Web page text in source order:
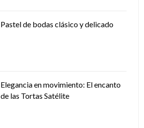
Pastel de bodas clásico y delicado
Elegancia en movimiento: El encanto
de las Tortas Satélite